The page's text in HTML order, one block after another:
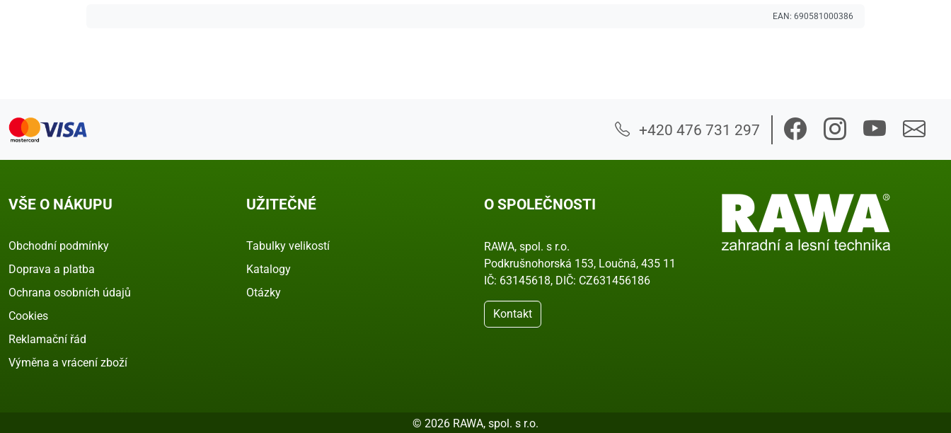
EAN: 690581000386
+420 476 731 297
VŠE O NÁKUPU
Obchodní podmínky
Doprava a platba
Ochrana osobních údajů
Cookies
Reklamační řád
Výměna a vrácení zboží
UŽITEČNÉ
Tabulky velikostí
Katalogy
Otázky
O SPOLEČNOSTI
RAWA, spol. s r.o.
Podkrušnohorská 153, Loučná, 435 11
IČ: 63145618, DIČ: CZ631456186
Kontakt
© 2026 RAWA, spol. s r.o.